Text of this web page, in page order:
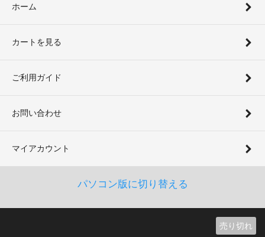
売り切れ
ホーム
カートを見る
ご利用ガイド
お問い合わせ
マイアカウント
パソコン版に切り替える